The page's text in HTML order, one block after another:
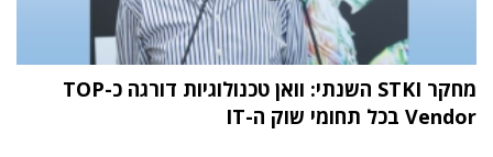
מחקר STKI השנתי: וואן טכנולוגיות דורגה כ-TOP
Vendor בכל תחומי שוק ה-IT